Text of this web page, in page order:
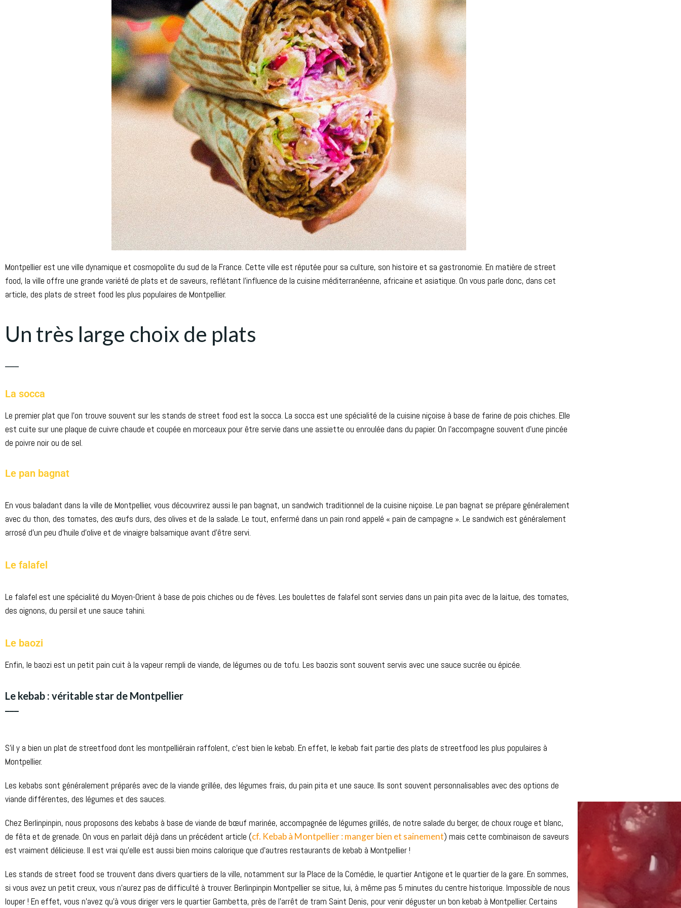
Montpellier est une ville dynamique et cosmopolite du sud de la France. Cette ville est réputée pour sa culture, son histoire et sa gastronomie. En matière de street
food, la ville offre une grande variété de plats et de saveurs, reflétant l’influence de la cuisine méditerranéenne, africaine et asiatique. On vous parle donc, dans cet
article, des plats de street food les plus populaires de Montpellier.
Un très large choix de plats
La socca
Le premier plat que l’on trouve souvent sur les stands de street food est la socca. La socca est une spécialité de la cuisine niçoise à base de farine de pois chiches. Elle
est cuite sur une plaque de cuivre chaude et coupée en morceaux pour être servie dans une assiette ou enroulée dans du papier. On l’accompagne souvent d’une pincée
de poivre noir ou de sel.
Le pan bagnat
En vous baladant dans la ville de Montpellier, vous découvrirez aussi le pan bagnat, un sandwich traditionnel de la cuisine niçoise. Le pan bagnat se prépare généralement
avec du thon, des tomates, des œufs durs, des olives et de la salade. Le tout, enfermé dans un pain rond appelé « pain de campagne ». Le sandwich est généralement
arrosé d’un peu d’huile d’olive et de vinaigre balsamique avant d’être servi.
Le falafel
Le falafel est une spécialité du Moyen-Orient à base de pois chiches ou de fèves. Les boulettes de falafel sont servies dans un pain pita avec de la laitue, des tomates,
des oignons, du persil et une sauce tahini.
Le baozi
Enfin, le baozi est un petit pain cuit à la vapeur rempli de viande, de légumes ou de tofu. Les baozis sont souvent servis avec une sauce sucrée ou épicée.
Le kebab : véritable star de Montpellier
S’il y a bien un plat de streetfood dont les montpelliérain raffolent, c’est bien le kebab. En effet, le kebab fait partie des plats de streetfood les plus populaires à
Montpellier.
Les kebabs sont généralement préparés avec de la viande grillée, des légumes frais, du pain pita et une sauce. Ils sont souvent personnalisables avec des options de
viande différentes, des légumes et des sauces.
Chez Berlinpinpin, nous proposons des kebabs à base de viande de bœuf marinée, accompagnée de légumes grillés, de notre salade du berger, de choux rouge et blanc,
de fêta et de grenade. On vous en parlait déjà dans un précédent article (cf. Kebab à Montpellier : manger bien et sainement) mais cette combinaison de saveurs
est vraiment délicieuse. Il est vrai qu’elle est aussi bien moins calorique que d’autres restaurants de kebab à Montpellier !
Les stands de street food se trouvent dans divers quartiers de la ville, notamment sur la Place de la Comédie, le quartier Antigone et le quartier de la gare. En sommes,
si vous avez un petit creux, vous n’aurez pas de difficulté à trouver. Berlinpinpin Montpellier se situe, lui, à même pas 5 minutes du centre historique. Impossible de nous
louper ! En effet, vous n’avez qu’à vous diriger vers le quartier Gambetta, près de l’arrêt de tram Saint Denis, pour venir déguster un bon kebab à Montpellier. Certains
Samedi : 11h30 à 0h
Politique de confidentialité et Mentions Légales